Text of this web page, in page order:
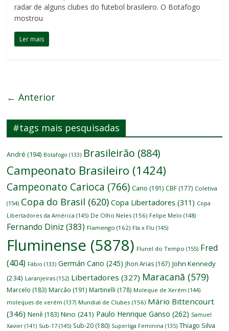
radar de alguns clubes do futebol brasileiro. O Botafogo
mostrou
Ler mais
← Anterior
#tags mais pesquisadas
André (194) Botafogo (133) Brasileirão (884)
Campeonato Brasileiro (1424)
Campeonato Carioca (766) Cano (191) CBF (177) Coletiva
(154) Copa do Brasil (620) Copa Libertadores (311) Copa
Libertadores da América (145) De Olho Neles (156) Felipe Melo (148)
Fernando Diniz (383) Flamengo (162) Fla x Flu (145)
Fluminense (5878) Flunel do Tempo (155) Fred
(404) Fábio (133) Germán Cano (245) Jhon Arias (167) John Kennedy
(234) Laranjeiras (152) Libertadores (327) Maracanã (579)
Marcelo (183) Marcão (191) Martinelli (178) Moleque de Xerém (144)
moleques de xerém (137) Mundial de Clubes (156) Mário Bittencourt
(346) Nenê (183) Nino (241) Paulo Henrique Ganso (262) Samuel
Xavier (141) Sub-17 (145) Sub-20 (180) Superliga Feminina (135) Thiago Silva